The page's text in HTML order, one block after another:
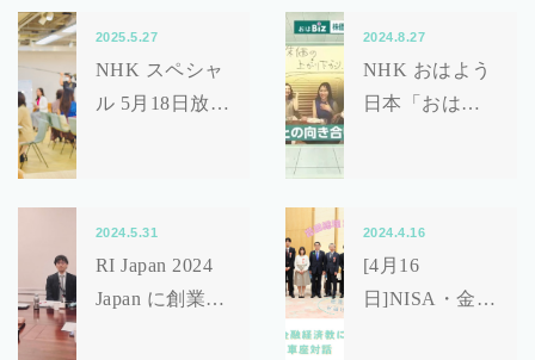
2025.5.27
NHK スペシャ
ル 5月18日放送
2024.8.27
NHK おはよう
日本「おは
2024.5.31
RI Japan 2024
Japan に創業者
2024.4.16
[4月16
日]NISA・金融